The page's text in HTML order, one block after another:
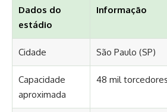
Dados do
estádio
Informação
Cidade São Paulo (SP)
Capacidade
aproximada
48 mil torcedores